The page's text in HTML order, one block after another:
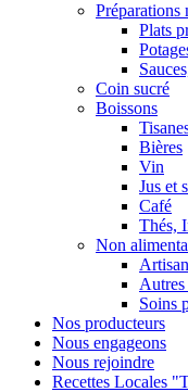
Préparations
Plats
Coin sucré
Boissons
Bières
Vin
Jus et
Café
Thés,
Non
Soins
Nos producteurs
Nous engageons
Nous rejoindre
Recettes Locales